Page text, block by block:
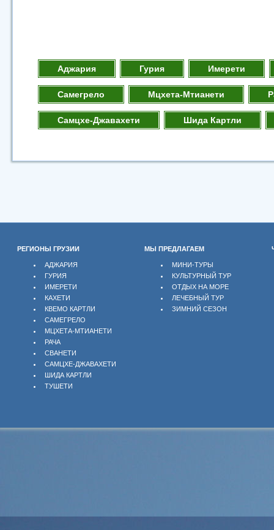
Аджария Гурия Имерети
Самегрело Мцхета-Мтианети
Самцхе-Джавахети Шида Картли
РЕГИОНЫ ГРУЗИИ МЫ ПРЕДЛАГАЕМ
АДЖАРИЯ
ГУРИЯ
ИМЕРЕТИ
КАХЕТИ
КВЕМО КАРТЛИ
САМЕГРЕЛО
МЦХЕТА-МТИАНЕТИ
РАЧА
СВАНЕТИ
САМЦХЕ-ДЖАВАХЕТИ
ШИДА КАРТЛИ
ТУШЕТИ
МИНИ-ТУРЫ
КУЛЬТУРНЫЙ ТУР
ОТДЫХ НА МОРЕ
ЛЕЧЕБНЫЙ ТУР
ЗИМНИЙ СЕЗОН